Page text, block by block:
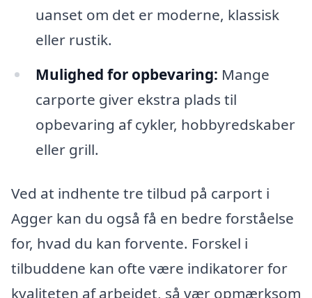
uanset om det er moderne, klassisk
eller rustik.
Mulighed for opbevaring: Mange
carporte giver ekstra plads til
opbevaring af cykler, hobbyredskaber
eller grill.
Ved at indhente tre tilbud på carport i
Agger kan du også få en bedre forståelse
for, hvad du kan forvente. Forskel i
tilbuddene kan ofte være indikatorer for
kvaliteten af arbejdet, så vær opmærksom